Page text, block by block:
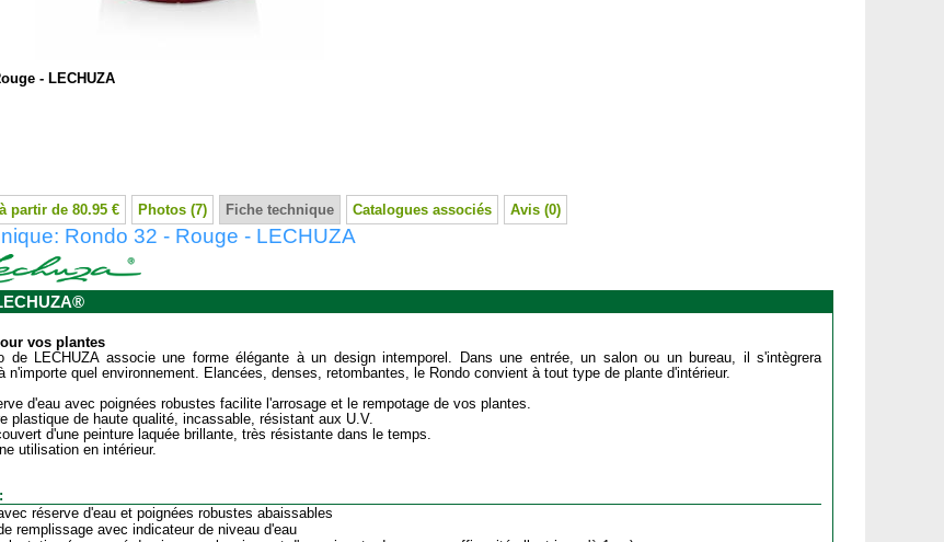
- LECHUZA
partir de 80.95 € Photos (7) Fiche technique Catalogues associés Avis (0)
Rondo 32 - Rouge - LECHUZA
vos plantes
de LECHUZA associe une forme élégante à un design intemporel. Dans une entrée, un salon ou un bureau, il s'intègrera
n'importe quel environnement. Elancées, denses, retombantes, le Rondo convient à tout type de plante d'intérieur.
d'eau avec poignées robustes facilite l'arrosage et le rempotage de vos plantes.
plastique de haute qualité, incassable, résistant aux U.V.
d'une peinture laquée brillante, très résistante dans le temps.
utilisation en intérieur.
réserve d'eau et poignées robustes abaissables
remplissage avec indicateur de niveau d'eau